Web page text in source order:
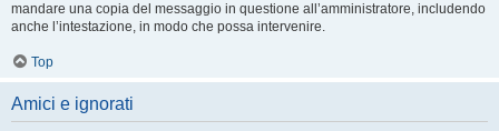
mandare una copia del messaggio in questione all’amministratore, includendo
anche l’intestazione, in modo che possa intervenire.
Top
Amici e ignorati